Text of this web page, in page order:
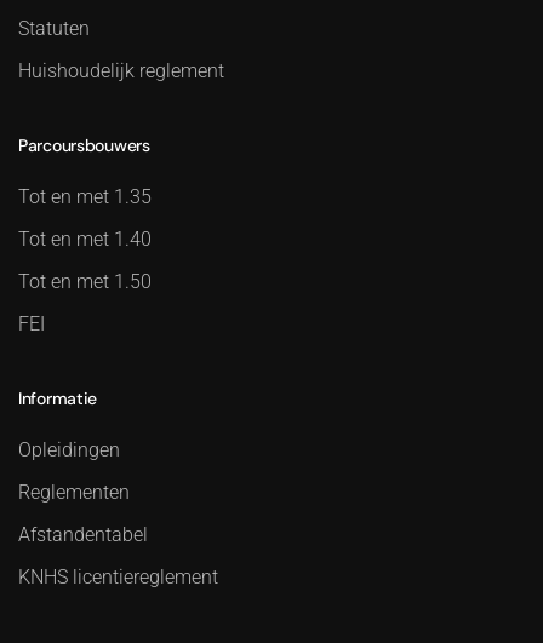
Statuten
Huishoudelijk reglement
Parcoursbouwers
Tot en met 1.35
Tot en met 1.40
Tot en met 1.50
FEI
Informatie
Opleidingen
Reglementen
Afstandentabel
KNHS licentiereglement